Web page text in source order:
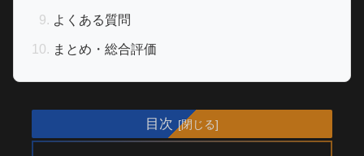
よくある質問
まとめ・総合評価
目次